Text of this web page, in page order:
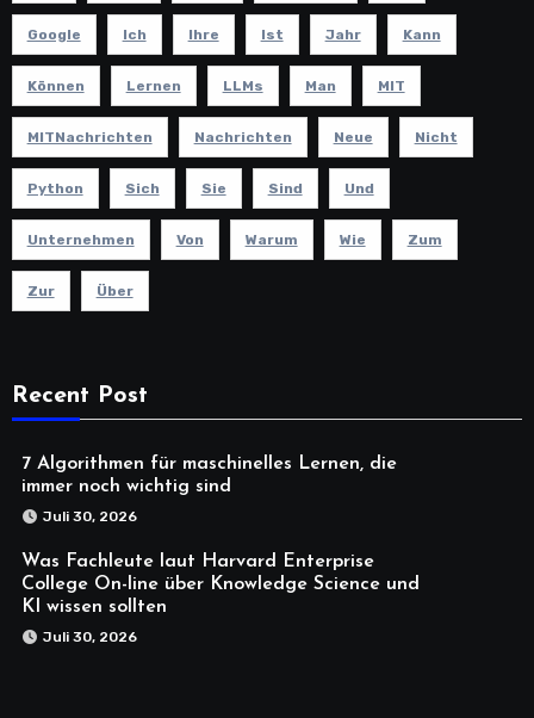
Google Ich Ihre Ist Jahr Kann
Können Lernen LLMs Man MIT
MITNachrichten Nachrichten Neue Nicht
Python Sich Sie Sind Und
Unternehmen Von Warum Wie Zum
Zur Über
Recent Post
7 Algorithmen für maschinelles Lernen, die
immer noch wichtig sind
Juli 30, 2026
Was Fachleute laut Harvard Enterprise
College On-line über Knowledge Science und
KI wissen sollten
Juli 30, 2026